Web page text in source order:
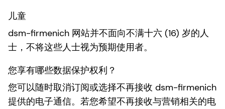
儿童
dsm-firmenich 网站并不面向不满十六 (16) 岁的人
士，不将这些人士视为预期使用者。
您享有哪些数据保护权利？
您可以随时取消订阅或选择不再接收 dsm-firmenich
提供的电子通信。若您希望不再接收与营销相关的电